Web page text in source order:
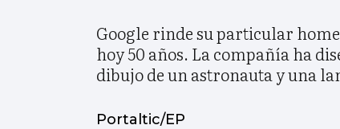
Google rinde su particular
hoy 50 años. La compañía ha
dibujo de un astronauta y una
Portaltic/EP